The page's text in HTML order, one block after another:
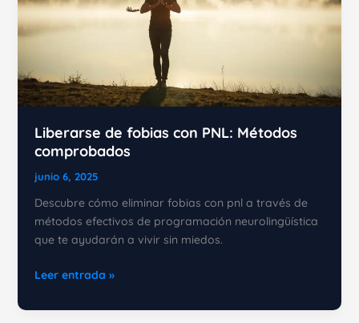
una
comunicación
Liberarse de fobias con PNL: Métodos
comprobados
junio 6, 2025
Descubre cómo eliminar fobias con pnl a través de
métodos efectivos de programación neurolingüística
que te ayudarán a vivir sin miedos.
Liberarse
fobias
Leer entrada »